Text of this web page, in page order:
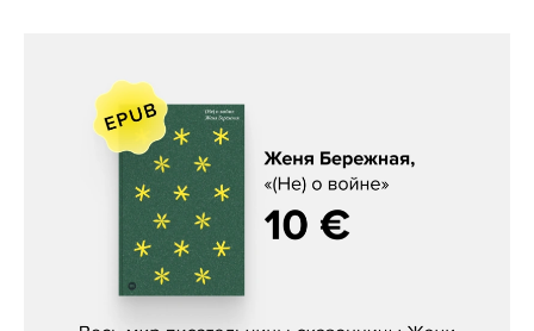
Женя Бережная, «(Не) о войне»